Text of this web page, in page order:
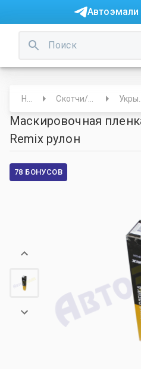
Автоэмали
Маскировочная
Remix рулон
78 БОНУСОВ